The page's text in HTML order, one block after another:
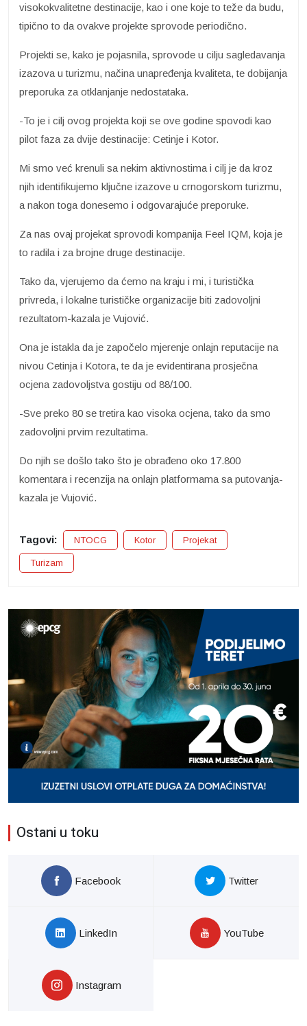
visokokvalitetne destinacije, kao i one koje to teže da budu,
tipično to da ovakve projekte sprovode periodično.
Projekti se, kako je pojasnila, sprovode u cilju sagledavanja
izazova u turizmu, načina unapređenja kvaliteta, te dobijanja
preporuka za otklanjanje nedostataka.
-To je i cilj ovog projekta koji se ove godine spovodi kao
pilot faza za dvije destinacije: Cetinje i Kotor.
Mi smo već krenuli sa nekim aktivnostima i cilj je da kroz
njih identifikujemo ključne izazove u crnogorskom turizmu,
a nakon toga donesemo i odgovarajuće preporuke.
Za nas ovaj projekat sprovodi kompanija Feel IQM, koja je
to radila i za brojne druge destinacije.
Tako da, vjerujemo da ćemo na kraju i mi, i turistička
privreda, i lokalne turističke organizacije biti zadovoljni
rezultatom-kazala je Vujović.
Ona je istakla da je započelo mjerenje onlajn reputacije na
nivou Cetinja i Kotora, te da je evidentirana prosječna
ocjena zadovoljstva gostiju od 88/100.
-Sve preko 80 se tretira kao visoka ocjena, tako da smo
zadovoljni prvim rezultatima.
Do njih se došlo tako što je obrađeno oko 17.800
komentara i recenzija na onlajn platformama sa putovanja-
kazala je Vujović.
Tagovi: NTOCG Kotor Projekat
Turizam
Ostani u toku
Facebook Twitter
LinkedIn YouTube
Instagram